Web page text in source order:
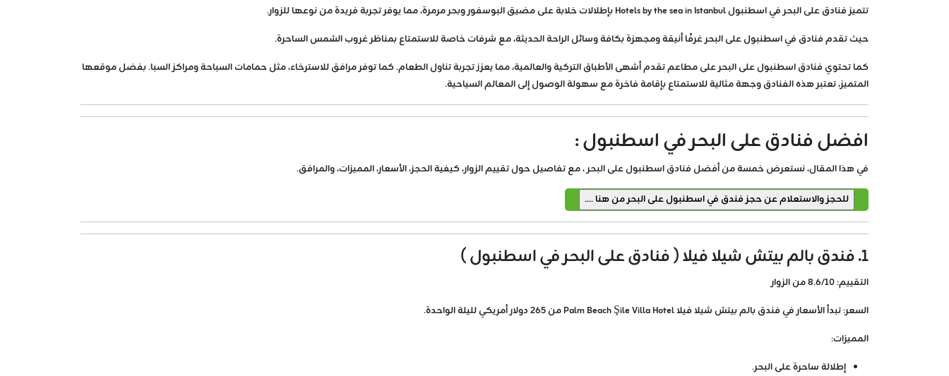
تتميز فنادق على البحر في اسطنبول Hotels by the sea in Istanbul بإطلالات خلابة على مضيق البوسفور وبحر مرمرة، مما يوفر تجربة فريدة من نوعها للزوار.
حيث تقدم فنادق في اسطنبول على البحر غرفًا أنيقة ومجهزة بكافة وسائل الراحة الحديثة، مع شرفات خاصة للاستمتاع بمناظر غروب الشمس الساحرة.
كما تحتوي فنادق اسطنبول على البحر على مطاعم تقدم أشهى الأطباق التركية والعالمية، مما يعزز تجربة تناول الطعام. كما توفر مرافق للاسترخاء، مثل حمامات السباحة ومراكز السبا. بفضل موقعها
المتميز، تعتبر هذه الفنادق وجهة مثالية للاستمتاع بإقامة فاخرة مع سهولة الوصول إلى المعالم السياحية.
افضل فنادق على البحر في اسطنبول :
في هذا المقال، نستعرض خمسة من أفضل فنادق اسطنبول على البحر ، مع تفاصيل حول تقييم الزوار، كيفية الحجز، الأسعار، المميزات، والمرافق.
1. فندق بالم بيتش شيلا فيلا ( فنادق على البحر في اسطنبول )
التقييم:
السعر:تبدأ الأسعار في فندق بالم بيتش شيلا فيلا Palm Beach Şile Villa Hotel من 265 دولار أمريكي لليلة الواحدة.
المميزات:
إطلالة ساحرة على البحر.